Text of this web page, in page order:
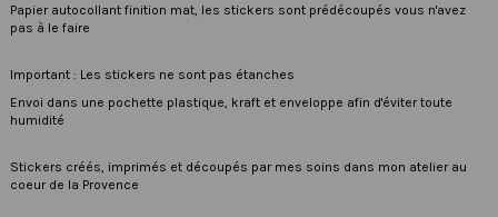
Papier autocollant finition mat, les stickers sont prédécoupés vous n'avez
pas à le faire
Important : Les stickers ne sont pas étanches
Envoi dans une pochette plastique, kraft et enveloppe afin d'éviter toute
humidité
Stickers créés, imprimés et découpés par mes soins dans mon atelier au
coeur de la Provence